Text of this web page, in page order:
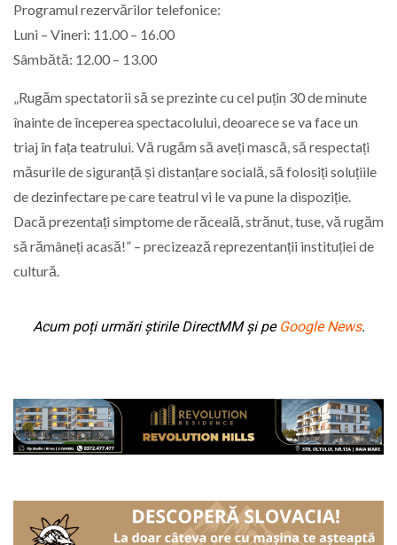
Programul rezervărilor telefonice:
Luni – Vineri: 11.00 – 16.00
Sâmbătă: 12.00 – 13.00
„Rugăm spectatorii să se prezinte cu cel puțin 30 de minute
înainte de începerea spectacolului, deoarece se va face un
triaj în fața teatrului. Vă rugăm să aveți mască, să respectați
măsurile de siguranță și distanțare socială, să folosiți soluțiile
de dezinfectare pe care teatrul vi le va pune la dispoziție.
Dacă prezentați simptome de răceală, strănut, tuse, vă rugăm
să rămâneți acasă!” – precizează reprezentanții instituției de
cultură.
Acum poți urmări știrile DirectMM și pe Google News.